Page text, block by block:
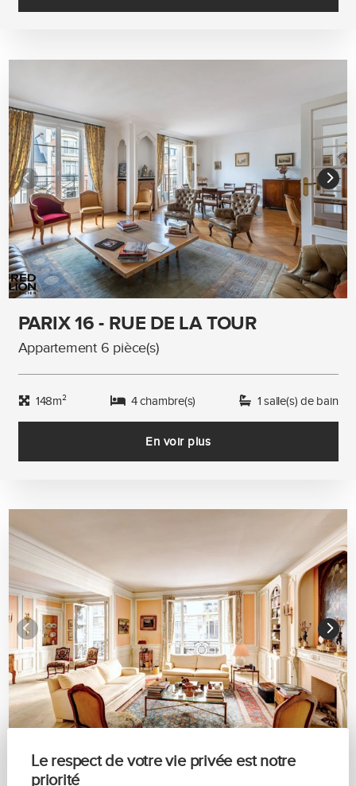
Le respect de votre vie privée est notre
priorité
PARIX 16 - RUE DE LA TOUR
Appartement 6 pièce(s)
148m² 4 chambre(s) 1 salle(s) de bain
En voir plus
PARIS 16 - SQUARE LAMARTINE